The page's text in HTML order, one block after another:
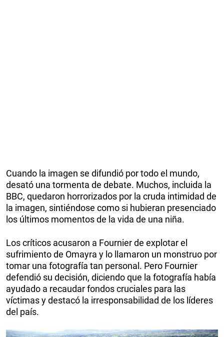
Cuando la imagen se difundió por todo el mundo,
desató una tormenta de debate. Muchos, incluida la
BBC, quedaron horrorizados por la cruda intimidad de
la imagen, sintiéndose como si hubieran presenciado
los últimos momentos de la vida de una niña.
Los críticos acusaron a Fournier de explotar el
sufrimiento de Omayra y lo llamaron un monstruo por
tomar una fotografía tan personal. Pero Fournier
defendió su decisión, diciendo que la fotografía había
ayudado a recaudar fondos cruciales para las
víctimas y destacó la irresponsabilidad de los líderes
del país.